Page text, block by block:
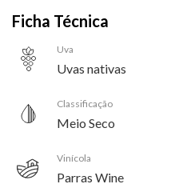
Ficha Técnica
Uva
Uvas nativas
Classificação
Meio Seco
Vinícola
Parras Wine